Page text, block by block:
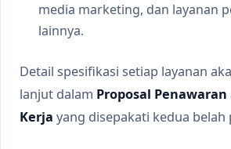
media marketing, dan layanan
lainnya.
Detail spesifikasi setiap layanan
lanjut dalam Proposal Penawaran
Kerja yang disepakati kedua belah